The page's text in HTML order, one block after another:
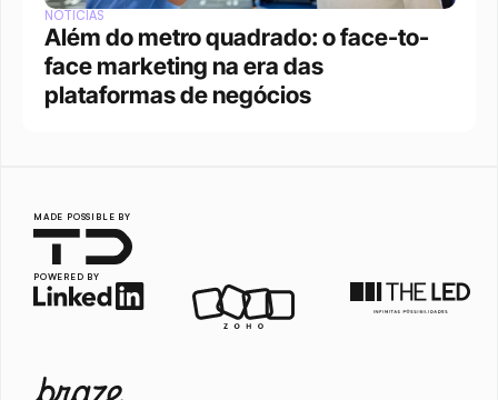
NOTÍCIAS
Além do metro quadrado: o face-to-
face marketing na era das
plataformas de negócios
MADE POSSIBLE BY
POWERED BY